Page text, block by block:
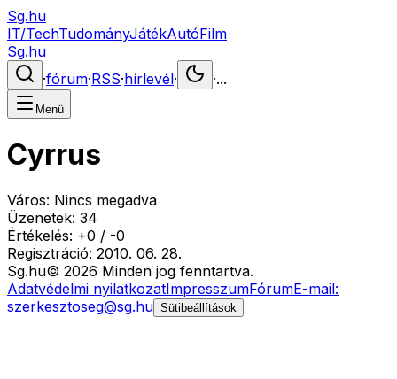
Sg.hu
IT/TechTudományJátékAutóFilm
Sg.hu
·fórum·RSS·hírlevél· ·...
Menü
Cyrrus
Város: Nincs megadva
Üzenetek: 34
Értékelés: +0 / -0
Regisztráció: 2010. 06. 28.
Sg.hu© 2026 Minden jog fenntartva.
Adatvédelmi nyilatkozatImpresszumFórumE-mail:
szerkesztoseg@sg.hu Sütibeállítások